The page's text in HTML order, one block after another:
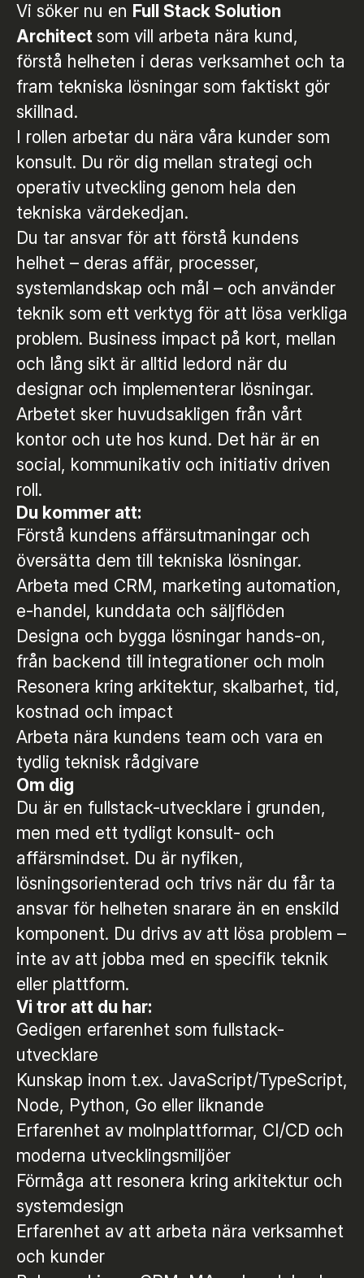
Vi söker nu en Full Stack Solution
Architect som vill arbeta nära kund,
förstå helheten i deras verksamhet och ta
fram tekniska lösningar som faktiskt gör
skillnad.
I rollen arbetar du nära våra kunder som
konsult. Du rör dig mellan strategi och
operativ utveckling genom hela den
tekniska värdekedjan.
Du tar ansvar för att förstå kundens
helhet – deras affär, processer,
systemlandskap och mål – och använder
teknik som ett verktyg för att lösa verkliga
problem. Business impact på kort, mellan
och lång sikt är alltid ledord när du
designar och implementerar lösningar.
Arbetet sker huvudsakligen från vårt
kontor och ute hos kund. Det här är en
social, kommunikativ och initiativ driven
roll.
Du kommer att:
Förstå kundens affärsutmaningar och
översätta dem till tekniska lösningar.
Arbeta med CRM, marketing automation,
e-handel, kunddata och säljflöden
Designa och bygga lösningar hands-on,
från backend till integrationer och moln
Resonera kring arkitektur, skalbarhet, tid,
kostnad och impact
Arbeta nära kundens team och vara en
tydlig teknisk rådgivare
Om dig
Du är en fullstack-utvecklare i grunden,
men med ett tydligt konsult- och
affärsmindset. Du är nyfiken,
lösningsorienterad och trivs när du får ta
ansvar för helheten snarare än en enskild
komponent. Du drivs av att lösa problem –
inte av att jobba med en specifik teknik
eller plattform.
Vi tror att du har:
Gedigen erfarenhet som fullstack-
utvecklare
Kunskap inom t.ex. JavaScript/TypeScript,
Node, Python, Go eller liknande
Erfarenhet av molnplattformar, CI/CD och
moderna utvecklingsmiljöer
Förmåga att resonera kring arkitektur och
systemdesign
Erfarenhet av att arbeta nära verksamhet
och kunder